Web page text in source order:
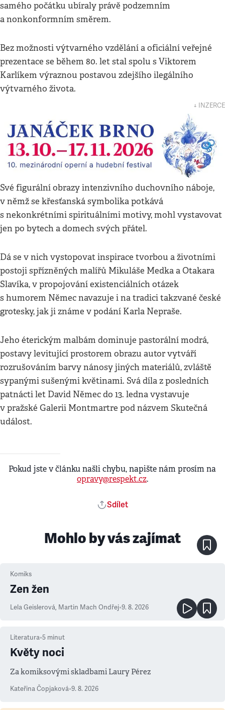
samého počátku ubíraly právě podzemním
a nonkonformním směrem.
Bez možnosti výtvarného vzdělání a oficiální veřejné
prezentace se během 80. let stal spolu s Viktorem
Karlíkem výraznou postavou zdejšího ilegálního
výtvarného života.
↓ INZERCE
Své figurální obrazy intenzivního duchovního náboje,
v němž se křesťanská symbolika potkává
s nekonkrétními spirituálními motivy, mohl vystavovat
jen po bytech a domech svých přátel.
Dá se v nich vystopovat inspirace tvorbou a životními
postoji spřízněných malířů Mikuláše Medka a Otakara
Slavíka, v propojování existenciálních otázek
s humorem Němec navazuje i na tradici takzvané české
grotesky, jak ji známe v podání Karla Nepraše.
Jeho éterickým malbám dominuje pastorální modrá,
postavy levitující prostorem obrazu autor vytváří
rozrušováním barvy nánosy jiných materiálů, zvláště
sypanými sušenými květinami. Svá díla z posledních
patnácti let David Němec do 13. ledna vystavuje
v pražské Galerii Montmartre pod názvem Skutečná
událost.
Pokud jste v článku našli chybu, napište nám prosím na
opravy@respekt.cz.
Sdílet
Mohlo by vás zajímat
Komiks
Zen žen
Lela Geislerová, Martin Mach Ondřej•9. 8. 2026
Literatura•5 minut
Květy noci
Za komiksovými skladbami Laury Pérez
Kateřina Čopjaková•9. 8. 2026